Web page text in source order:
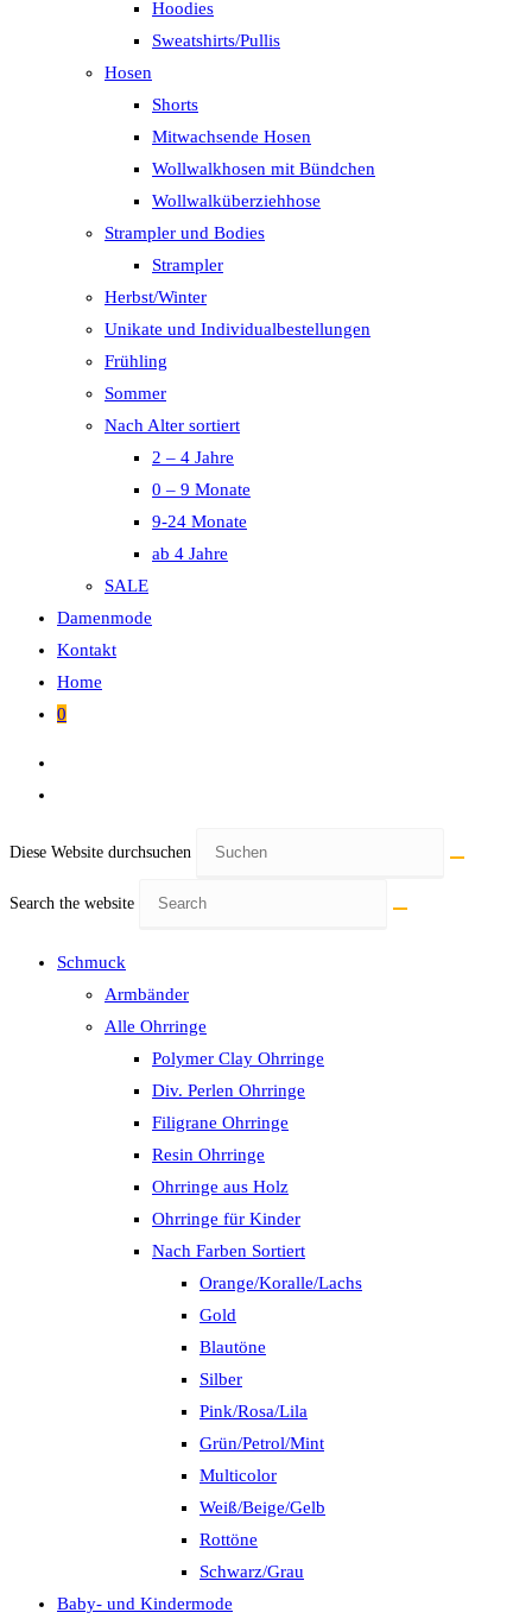
Hoodies
Sweatshirts/Pullis
Hosen
Shorts
Mitwachsende Hosen
Wollwalkhosen mit Bündchen
Wollwalküberziehhose
Strampler und Bodies
Strampler
Herbst/Winter
Unikate und Individualbestellungen
Frühling
Sommer
Nach Alter sortiert
2 – 4 Jahre
0 – 9 Monate
9-24 Monate
ab 4 Jahre
SALE
Damenmode
Kontakt
Home
0
Diese Website durchsuchen
Search the website
Schmuck
Armbänder
Alle Ohrringe
Polymer Clay Ohrringe
Div. Perlen Ohrringe
Filigrane Ohrringe
Resin Ohrringe
Ohrringe aus Holz
Ohrringe für Kinder
Nach Farben Sortiert
Orange/Koralle/Lachs
Gold
Blautöne
Silber
Pink/Rosa/Lila
Grün/Petrol/Mint
Multicolor
Weiß/Beige/Gelb
Rottöne
Schwarz/Grau
Baby- und Kindermode